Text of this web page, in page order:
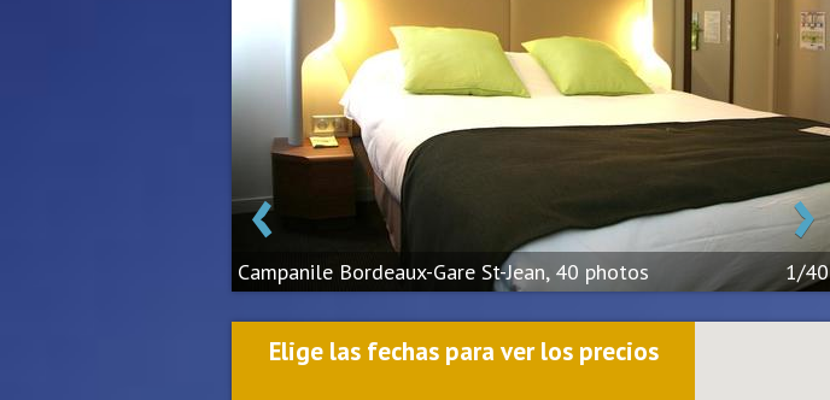
‹ ›
Campanile Bordeaux-Gare St-Jean, 40 photos 1/40
Elige las fechas para ver los precios